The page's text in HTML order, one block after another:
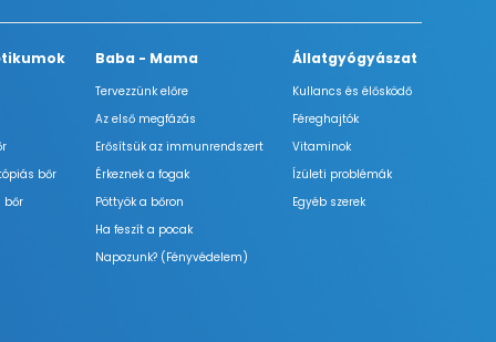
bőr
bőr
Baba - Mama
Tervezzünk előre
Az első megfázás
Erősítsük az immunrendszert
Érkeznek a fogak
Pöttyök a bőron
Ha feszít a pocak
Napozunk? (Fényvédelem)
Állatgyógyászat
Kullancs és élősködő
Féreghajtók
Vitaminok
Ízületi problémák
Egyéb szerek